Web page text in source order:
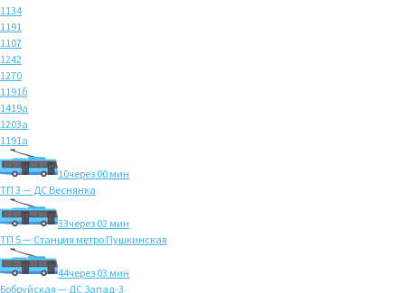
1134
1191
1107
1242
1270
1191б
1419а
1203а
1191а
10через 00 мин
ТП 3 — ДС Веснянка
33через 02 мин
ТП 5 — Станция метро Пушкинская
44через 03 мин
Бобруйская — ДС Запад-3